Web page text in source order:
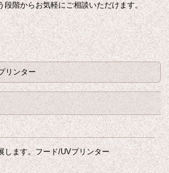
段階からお気軽にご相談いただけます。
リンター
ます。フード/UVプリンター